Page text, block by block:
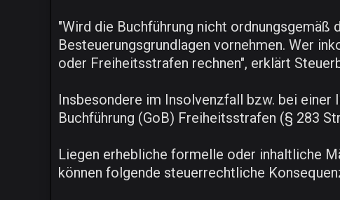
"Wird die Buchführung nicht ordnungsgemäß
Besteuerungsgrundlagen vornehmen. Wer
oder Freiheitsstrafen rechnen", erklärt
Insbesondere im Insolvenzfall bzw. bei
Buchführung (GoB) Freiheitsstrafen (§ 283
Liegen erhebliche formelle oder inhaltliche
können folgende steuerrechtliche